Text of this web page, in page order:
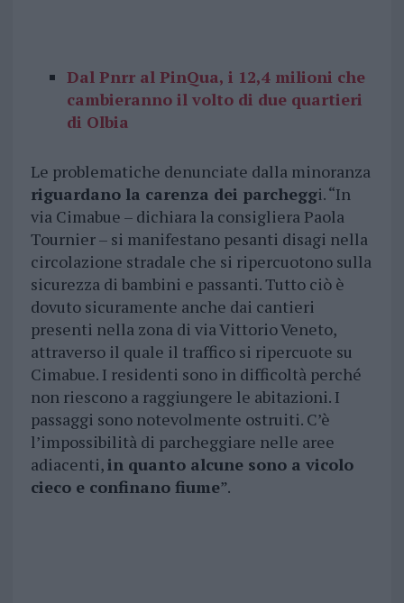
Dal Pnrr al PinQua, i 12,4 milioni che
cambieranno il volto di due quartieri
di Olbia
Le problematiche denunciate dalla minoranza
riguardano la carenza dei parcheggi. “In
via Cimabue – dichiara la consigliera Paola
Tournier – si manifestano pesanti disagi nella
circolazione stradale che si ripercuotono sulla
sicurezza di bambini e passanti. Tutto ciò è
dovuto sicuramente anche dai cantieri
presenti nella zona di via Vittorio Veneto,
attraverso il quale il traffico si ripercuote su
Cimabue. I residenti sono in difficoltà perché
non riescono a raggiungere le abitazioni. I
passaggi sono notevolmente ostruiti. C’è
l’impossibilità di parcheggiare nelle aree
adiacenti,in quanto alcune sono a vicolo
cieco e confinano fiume”.